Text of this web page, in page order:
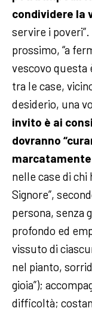
condividere la
servire i poveri”.
prossimo, “a
vescovo questa
tra le case,
desiderio, una
invito è ai
dovranno
nelle case di chi
Signore”,
persona, senza
profondo ed
vissuto di
nel pianto,
gioia”);
difficoltà;